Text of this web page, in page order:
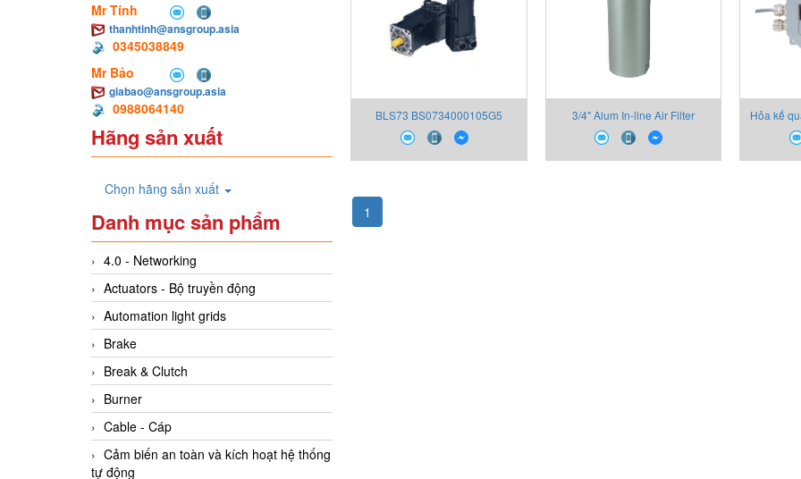
Mr Tính
thanhtinh@ansgroup.asia
0345038849
Mr Bảo
giabao@ansgroup.asia
0988064140
Hãng sản xuất
Chọn hãng sản xuất
Danh mục sản phẩm
4.0 - Networking
Actuators - Bộ truyền động
Automation light grids
Brake
Break & Clutch
Burner
Cable - Cáp
Cảm biến an toàn và kích hoạt hệ thống
tự động
BLS73 BS0734000105G5 3/4" Alum In-line Air Filter
Hỏa kế
1